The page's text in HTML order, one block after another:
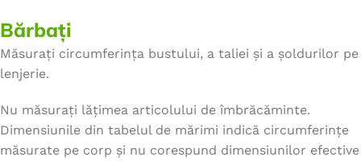
Bărbați
Măsurați circumferința bustului, a taliei și a șoldurilor pe
lenjerie.
Nu măsurați lățimea articolului de îmbrăcăminte.
Dimensiunile din tabelul de mărimi indică circumferințe
măsurate pe corp și nu corespund dimensiunilor efective